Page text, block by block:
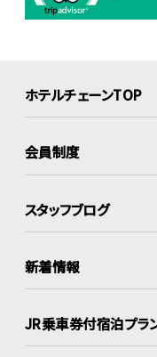
ホテルチェーンTOP
会員制度
スタッフブログ
新着情報
JR乗車券付宿泊プラ